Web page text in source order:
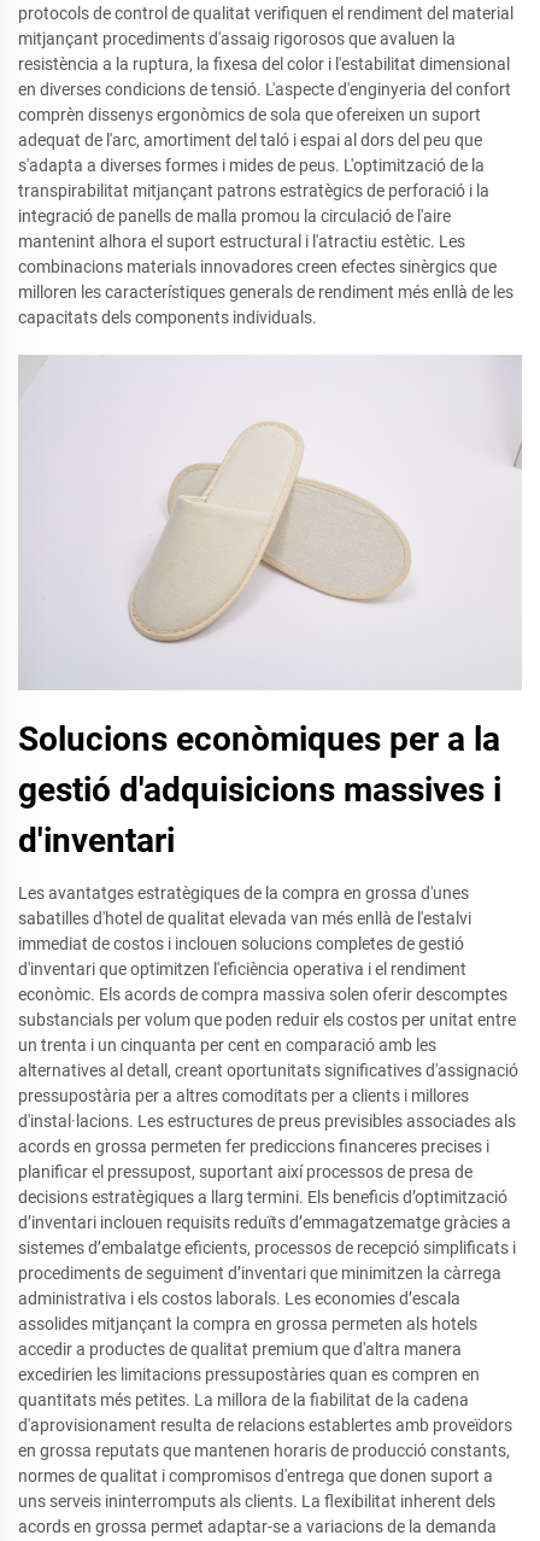
protocols de control de qualitat verifiquen el rendiment del material
mitjançant procediments d'assaig rigorosos que avaluen la
resistència a la ruptura, la fixesa del color i l'estabilitat dimensional
en diverses condicions de tensió. L'aspecte d'enginyeria del confort
comprèn dissenys ergonòmics de sola que ofereixen un suport
adequat de l'arc, amortiment del taló i espai al dors del peu que
s'adapta a diverses formes i mides de peus. L'optimització de la
transpirabilitat mitjançant patrons estratègics de perforació i la
integració de panells de malla promou la circulació de l'aire
mantenint alhora el suport estructural i l'atractiu estètic. Les
combinacions materials innovadores creen efectes sinèrgics que
milloren les característiques generals de rendiment més enllà de les
capacitats dels components individuals.
Solucions econòmiques per a la
gestió d'adquisicions massives i
d'inventari
Les avantatges estratègiques de la compra en grossa d'unes
sabatilles d'hotel de qualitat elevada van més enllà de l'estalvi
immediat de costos i inclouen solucions completes de gestió
d'inventari que optimitzen l'eficiència operativa i el rendiment
econòmic. Els acords de compra massiva solen oferir descomptes
substancials per volum que poden reduir els costos per unitat entre
un trenta i un cinquanta per cent en comparació amb les
alternatives al detall, creant oportunitats significatives d'assignació
pressupostària per a altres comoditats per a clients i millores
d'instal·lacions. Les estructures de preus previsibles associades als
acords en grossa permeten fer prediccions financeres precises i
planificar el pressupost, suportant així processos de presa de
decisions estratègiques a llarg termini. Els beneficis d’optimització
d’inventari inclouen requisits reduïts d’emmagatzematge gràcies a
sistemes d’embalatge eficients, processos de recepció simplificats i
procediments de seguiment d’inventari que minimitzen la càrrega
administrativa i els costos laborals. Les economies d’escala
assolides mitjançant la compra en grossa permeten als hotels
accedir a productes de qualitat premium que d'altra manera
excedirien les limitacions pressupostàries quan es compren en
quantitats més petites. La millora de la fiabilitat de la cadena
d'aprovisionament resulta de relacions establertes amb proveïdors
en grossa reputats que mantenen horaris de producció constants,
normes de qualitat i compromisos d'entrega que donen suport a
uns serveis ininterromputs als clients. La flexibilitat inherent dels
acords en grossa permet adaptar-se a variacions de la demanda